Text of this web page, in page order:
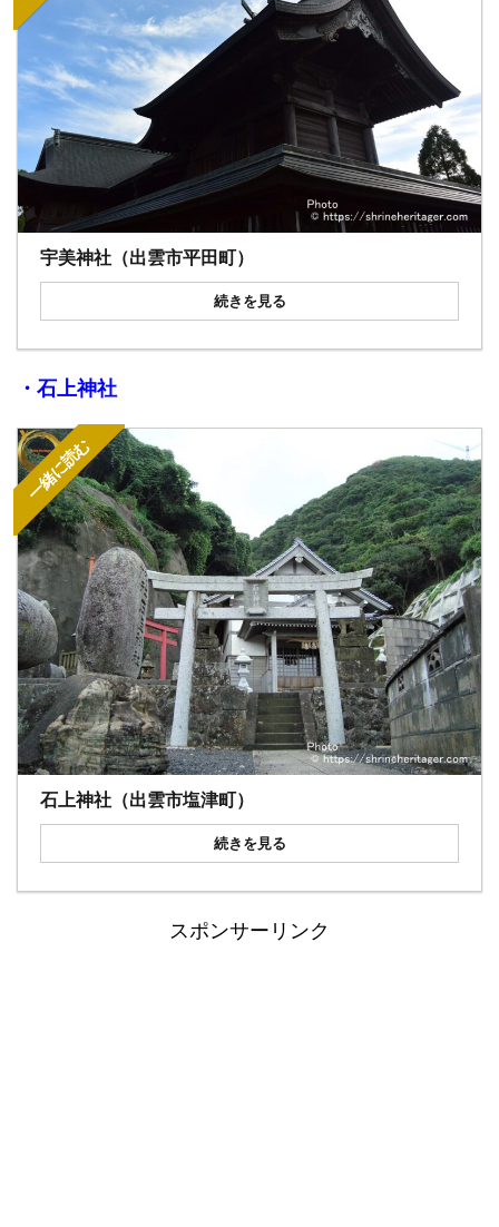
宇美神社（出雲市平田町）
続きを見る
・石上神社
一緒に読む
石上神社（出雲市塩津町）
続きを見る
スポンサーリンク